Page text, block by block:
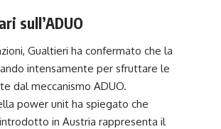
sull’ADUO
Gualtieri ha confermato che la
intensamente per sfruttare le
dal meccanismo ADUO.
power unit ha spiegato che
in Austria rappresenta il